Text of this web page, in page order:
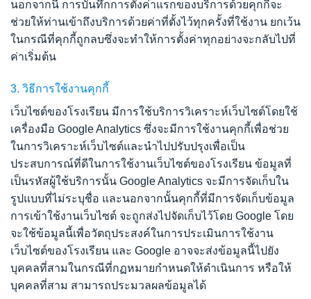
นอกจากนี้ การบันทึกการตั้งค่าแรกของบริการด้วยคุกกี้จะ
ช่วยให้ท่านเข้าถึงบริการด้วยค่าที่ตั้งไว้ทุกครั้งที่ใช้งาน ยกเว้น
ในกรณีที่คุกกี้ถูกลบซึ่งจะทำให้การตั้งค่าทุกอย่างจะกลับไปที่
ค่าเริ่มต้น
3. วิธีการใช้งานคุกกี้
เว็บไซต์ของโรงเรียน มีการใช้บริการวิเคราะห์เว็บไซต์โดยใช้
เครื่องมือ Google Analytics ซึ่งจะมีการใช้งานคุกกี้เพื่อช่วย
ในการวิเคราะห์เว็บไซต์และนำไปปรับปรุงเพื่อเป็น
ประสบการณ์ที่ดีในการใช้งานเว็บไซต์ของโรงเรียน ข้อมูลที่
เป็นรหัสผู้ใช้บริการนั้น Google Analytics จะมีการจัดเก็บใน
รูปแบบที่ไม่ระบุชื่อ และนอกจากนั้นคุกกี้ที่มีการจัดเก็บข้อมูล
การเข้าใช้งานเว็บไซต์ จะถูกส่งไปจัดเก็บไว้โดย Google โดย
จะใช้ข้อมูลนี้เพื่อวัตถุประสงค์ในการประเมินการใช้งาน
เว็บไซต์ของโรงเรียน และ Google อาจจะส่งข้อมูลนี้ไปยัง
บุคคลที่สามในกรณีที่กฏหมายกำหนดให้ดำเนินการ หรือให้
บุคคลที่สาม สามารถประมวลผลข้อมูลได้